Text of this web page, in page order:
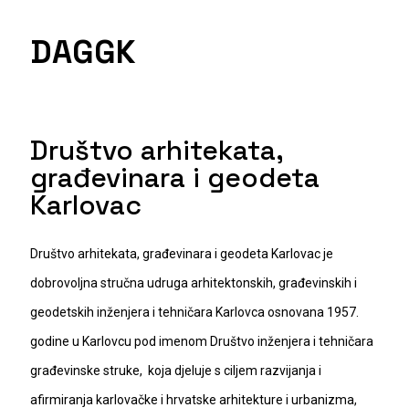
DAGGK
Društvo arhitekata,
građevinara i geodeta
Karlovac
Društvo arhitekata, građevinara i geodeta Karlovac je
dobrovoljna stručna udruga arhitektonskih, građevinskih i
geodetskih inženjera i tehničara Karlovca osnovana 1957.
godine u Karlovcu pod imenom Društvo inženjera i tehničara
građevinske struke, koja djeluje s ciljem razvijanja i
afirmiranja karlovačke i hrvatske arhitekture i urbanizma,